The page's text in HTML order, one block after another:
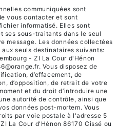
communiquées sont
vous contacter et sont
informatisé. Elles sont
ses sous-traitants dans le seul
message. Les données collectées
seuls destinataires suivants:
- ZI La Cour d'Hénon
Vous disposez de
d’effacement, de
d’opposition, de retrait de votre
et du droit d’introduire une
autorité de contrôle, ainsi que
données post-mortem. Vous
par voie postale à l'adresse 5
La Cour d'Hénon 86170 Cissé ou